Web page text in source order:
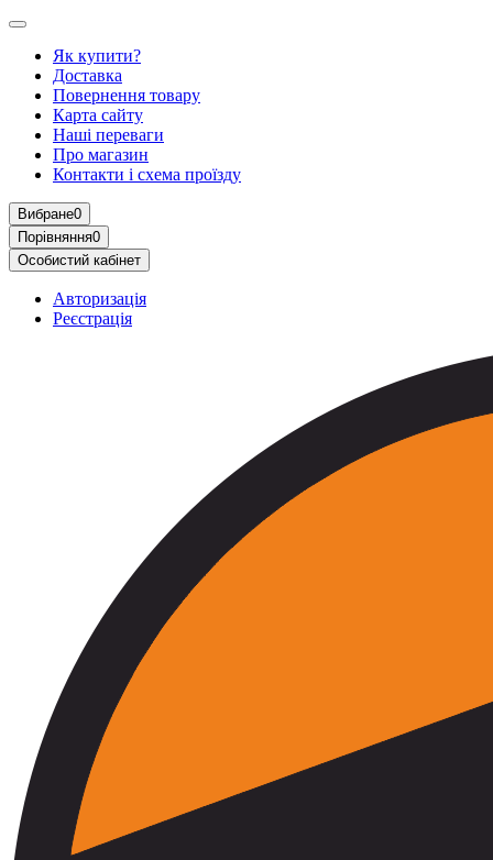
Як купити?
Доставка
Повернення товару
Карта сайту
Наші переваги
Про магазин
Контакти і схема проїзду
Вибране0
Порівняння0
Особистий кабінет
Авторизація
Реєстрація